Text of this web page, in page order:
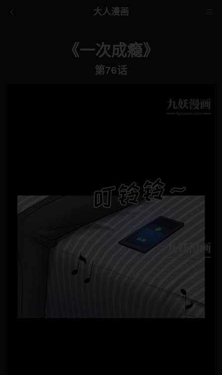
大人漫画
《一次成瘾》
第76话